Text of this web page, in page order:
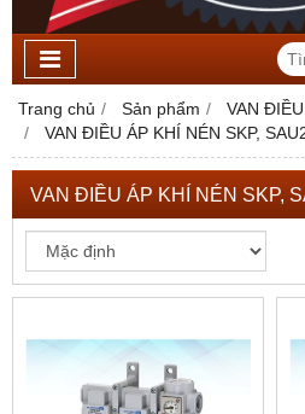
Trang chủ Sản phẩm
VAN
VAN ĐIỀU ÁP KHÍ NÉN SKP,
VAN ĐIỀU ÁP KHÍ NÉN SKP,